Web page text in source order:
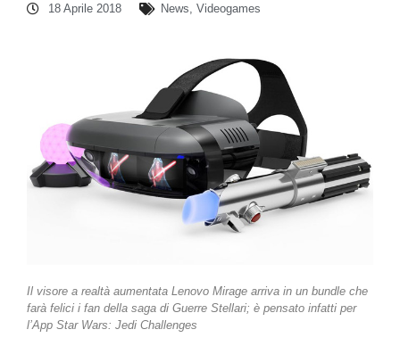
18 Aprile 2018 News, Videogames
Il visore a realtà aumentata Lenovo Mirage arriva in un bundle che
farà felici i fan della saga di Guerre Stellari; è pensato infatti per
l’App Star Wars: Jedi Challenges